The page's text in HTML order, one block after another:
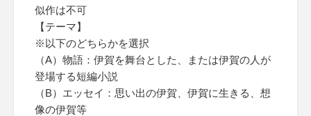
似作は不可
【テーマ】
※以下のどちらかを選択
（A）物語：伊賀を舞台とした、または伊賀の人が
登場する短編小説
（B）エッセイ：思い出の伊賀、伊賀に生きる、想
像の伊賀等